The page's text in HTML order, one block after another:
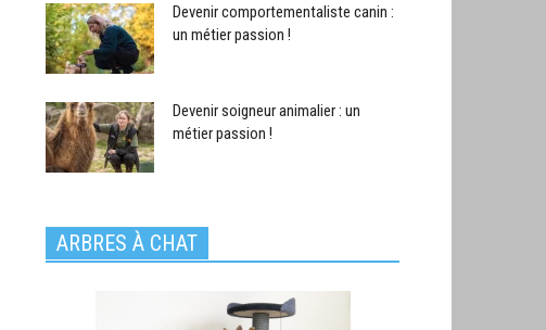
Devenir comportementaliste canin :
un métier passion !
Devenir soigneur animalier : un
métier passion !
ARBRES À CHAT